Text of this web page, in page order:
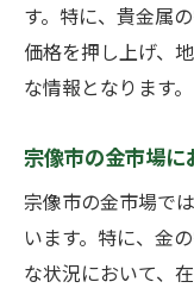
す。特に、貴金属
価格を押し上げ、
な情報となります。
宗像市の金市場
宗像市の金市場で
います。特に、金
な状況において、